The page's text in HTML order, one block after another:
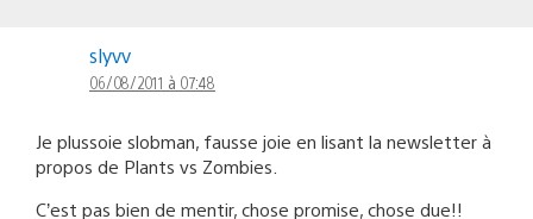
slyvv
06/08/2011 à 07:48
Je plussoie slobman, fausse joie en lisant la newsletter à
propos de Plants vs Zombies.
C’est pas bien de mentir, chose promise, chose due!!